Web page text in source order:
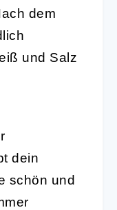
dem
und Salz
dein
schön und